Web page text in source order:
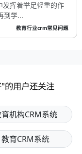
挥着举足轻重的作
到学...
教育行业crm常见问题
的用户还关注
机构CRM系统
教育CRM系统